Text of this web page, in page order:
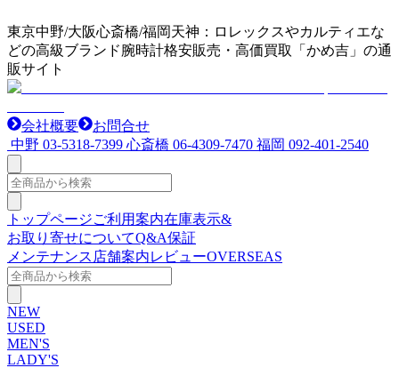
東京中野/大阪心斎橋/福岡天神：ロレックスやカルティエな
どの高級ブランド腕時計格安販売・高価買取「かめ吉」の通
販サイト
会社概要
お問合せ
中野 03-5318-7399 心斎橋 06-4309-7470 福岡 092-401-2540
トップページご利用案内在庫表示&
お取り寄せについてQ&A保証
メンテナンス 店舗案内レビューOVERSEAS
NEW
USED
MEN'S
LADY'S